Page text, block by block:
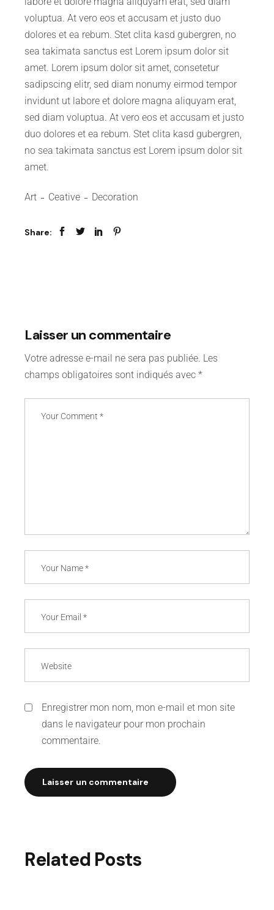
voluptua. At vero eos et accusam et justo duo
dolores et ea rebum. Stet clita kasd gubergren, no
sea takimata sanctus est Lorem ipsum dolor sit
amet. Lorem ipsum dolor sit amet, consetetur
sadipscing elitr, sed diam nonumy eirmod tempor
invidunt ut labore et dolore magna aliquyam erat,
sed diam voluptua. At vero eos et accusam et justo
duo dolores et ea rebum. Stet clita kasd gubergren,
no sea takimata sanctus est Lorem ipsum dolor sit
amet.
Art Ceative Decoration
Share:
Laisser un commentaire
Votre adresse e-mail ne sera pas publiée. Les
champs obligatoires sont indiqués avec*
Enregistrer mon nom, mon e-mail et mon site
dans le navigateur pour mon prochain
commentaire.
Laisser un commentaire
Related Posts